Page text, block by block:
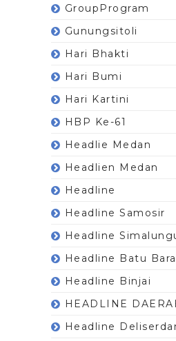
GroupProgram
Gunungsitoli
Hari Bhakti
Hari Bumi
Hari Kartini
HBP Ke-61
Headlie Medan
Headlien Medan
Headline
Headline Samosir
Headline
Headline Batu Bara
Headline Binjai
HEADLINE
Headline